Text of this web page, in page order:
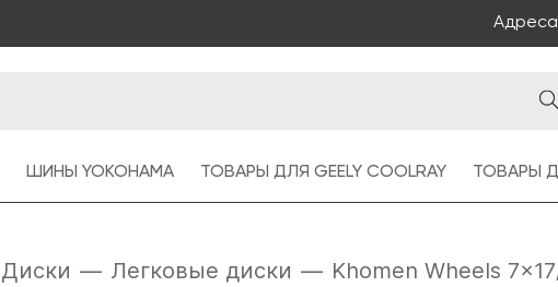
Адреса
ШИНЫ YOKOHAMA ТОВАРЫ ДЛЯ GEELY COOLRAY ТОВАРЫ
Диски — Легковые диски — Khomen Wheels